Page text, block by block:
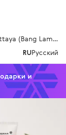
(Bang
RUРусский
и